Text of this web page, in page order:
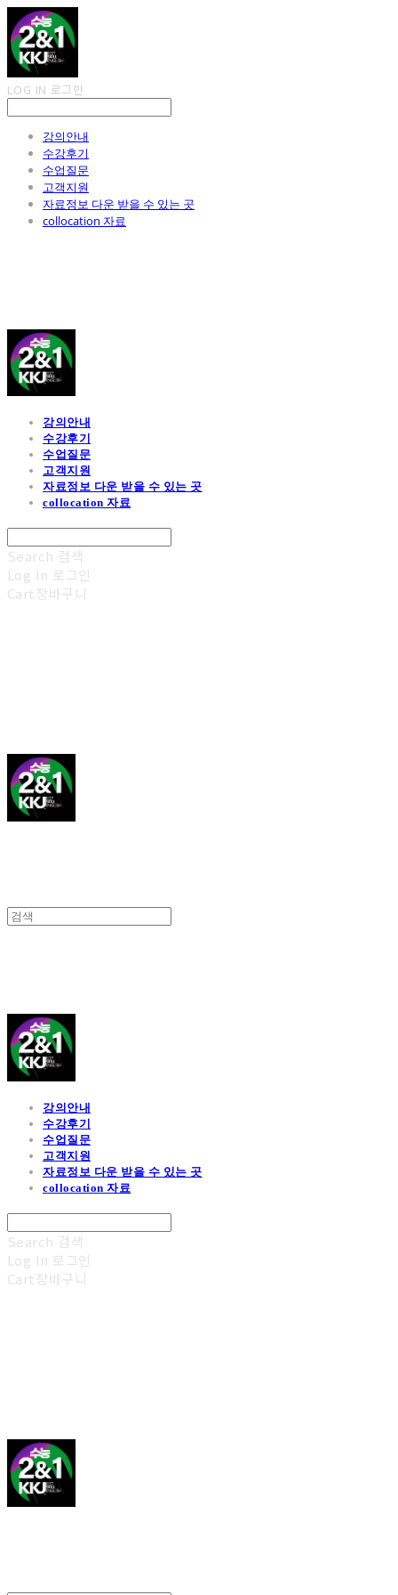
LOG IN 로그인
강의안내
수강후기
수업질문
고객지원
자료정보 다운 받을 수 있는 곳
collocation 자료
강의안내
수강후기
수업질문
고객지원
자료정보 다운 받을 수 있는 곳
collocation 자료
Search 검색
Log In 로그인
Cart장바구니
강의안내
수강후기
수업질문
고객지원
자료정보 다운 받을 수 있는 곳
collocation 자료
Search 검색
Log In 로그인
Cart장바구니